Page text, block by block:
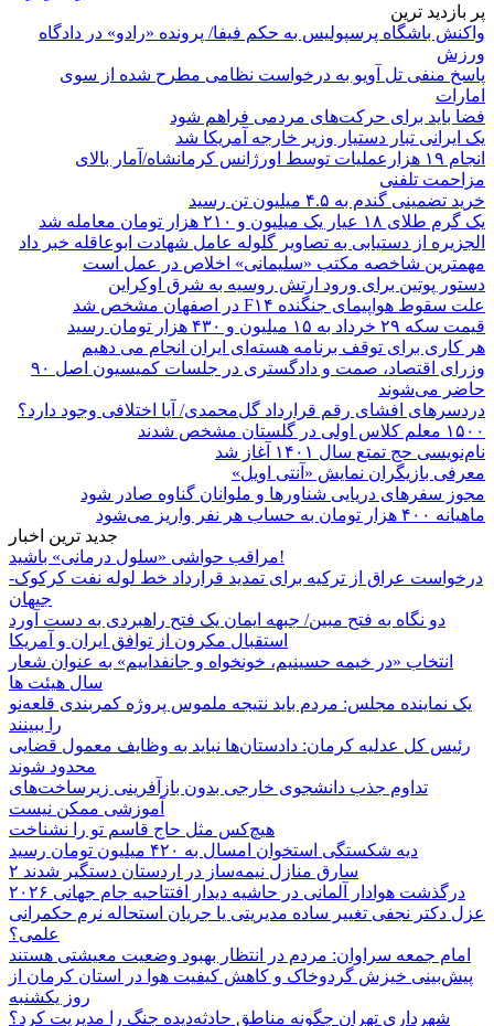
پر بازدید ترین
واکنش باشگاه پرسپولیس به حکم فیفا/ پرونده «رادو» در دادگاه
ورزش
پاسخ منفی تل آویو به درخواست نظامی مطرح شده از سوی
امارات
فضا باید برای حرکت‌های مردمی فراهم شود
یک ایرانی تبار دستیار وزیر خارجه آمریکا شد
انجام ۱۹ هزارعملیات توسط اورژانس کرمانشاه/آمار بالای
مزاحمت تلفنی
خرید تضمینی گندم به ۴.۵ میلیون تن رسید
یک گرم طلای ۱۸ عیار یک میلیون و ۲۱۰ هزار تومان معامله شد
الجزیره از دستیابی به تصاویر گلوله عامل شهادت ابوعاقله خبر داد
مهمترین شاخصه مکتب «سلیمانی» اخلاص در عمل است
دستور پوتین برای ورود ارتش روسیه به شرق اوکراین
علت سقوط هواپیمای جنگنده F۱۴ در اصفهان مشخص شد
قیمت سکه ۲۹ خرداد به ۱۵ میلیون و ۴۳۰ هزار تومان رسید
هر کاری برای توقف برنامه هسته‌ای ایران انجام می دهیم
وزرای اقتصاد، صمت و دادگستری در جلسات کمیسیون اصل ۹۰
حاضر می‌شوند
دردسرهای افشای رقم قرارداد گل‌محمدی/ آیا اختلافی وجود دارد؟
۱۵۰۰ معلم کلاس اولی در گلستان مشخص شدند
نام‌نویسی حج تمتع سال ۱۴۰۱ آغاز شد
معرفی بازیگران نمایش «آنتی اویل»
مجوز سفرهای دریایی شناورها و ملوانان گناوه صادر شود
ماهیانه ۴۰۰ هزار تومان به حساب هر نفر واریز می‌شود
جدید ترین اخبار
مراقب حواشی «سلول درمانی» باشید!
درخواست عراق از ترکیه برای تمدید قرارداد خط لوله نفت کرکوک-
جیهان
دو نگاه به فتح مبین/ جبهه ایمان یک فتح راهبردی به دست آورد
استقبال مکرون از توافق ایران و آمریکا
انتخاب «در خیمه حسینیم، خونخواه و جانفداییم» به عنوان شعار
سال هیئت ها
یک نماینده مجلس: مردم باید نتیجه ملموس پروژه کمربندی قلعه‌نو
را ببینند
رئیس کل عدلیه کرمان: دادستان‌ها نباید به وظایف معمول قضایی
محدود شوند
تداوم جذب دانشجوی خارجی بدون بازآفرینی زیرساخت‌های
آموزشی ممکن نیست
هیچ‌کس مثل حاج قاسم تو را نشناخت
دیه شکستگی استخوان امسال به ۴۲۰ میلیون تومان رسید
۲ سارق منازل نیمه‌ساز در اردستان دستگیر شدند
درگذشت هوادار آلمانی در حاشیه دیدار افتتاحیه جام جهانی ۲۰۲۶
عزل دکتر نجفی تغییر ساده مدیریتی یا جریان استحاله نرم حکمرانی
علمی؟
امام جمعه سراوان: مردم در انتظار بهبود وضعیت معیشتی هستند
پیش‌بینی خیزش گردوخاک و کاهش کیفیت هوا در استان کرمان از
روز یکشنبه
شهرداری تهران چگونه مناطق حادثه‌دیده جنگ را مدیریت کرد؟